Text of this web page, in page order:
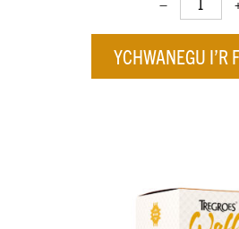
YCHWANEGU I’R